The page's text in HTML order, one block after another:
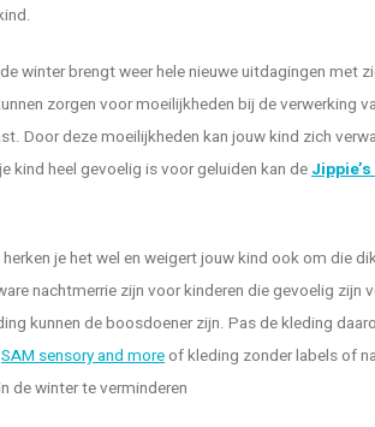
winter brengt weer hele nieuwe uitdagingen met
zorgen voor moeilijkheden bij de verwerking
Door deze moeilijkheden kan jouw kind zich
kind heel gevoelig is voor geluiden kan de
je het wel en weigert jouw kind ook om die
nachtmerrie zijn voor kinderen die gevoelig zijn
kunnen de boosdoener zijn. Pas de kleding
SAM sensory and moreof kleding zonder labels of
de winter te verminderen